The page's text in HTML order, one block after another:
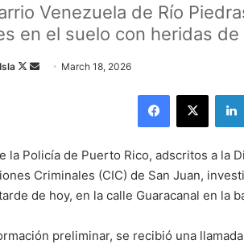
Venezuela de Río
en el suelo con heridas de
Follow
Send March 18, 2026
Facebook
X
la Policía de Puerto Rico, adscritos a la
Criminales (CIC) de San Juan,
de hoy, en la calle Guaracanal en la
preliminar, se recibió una